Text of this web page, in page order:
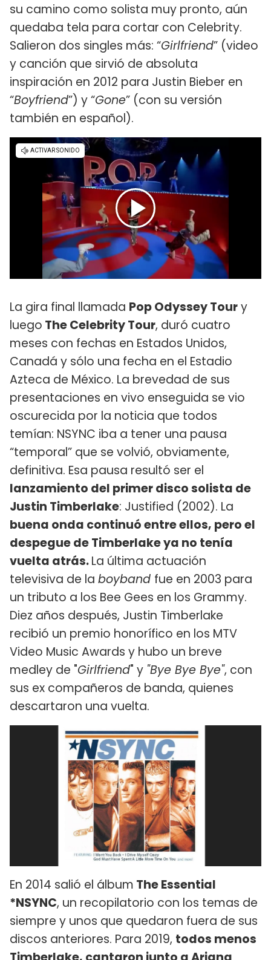
su camino como solista muy pronto, aún
quedaba tela para cortar con Celebrity.
Salieron dos singles más: “Girlfriend” (video
y canción que sirvió de absoluta
inspiración en 2012 para Justin Bieber en
“Boyfriend”) y “Gone” (con su versión
también en español).
La gira final llamada Pop Odyssey Toury
luego The Celebrity Tour, duró cuatro
meses con fechas en Estados Unidos,
Canadá y sólo una fecha en el Estadio
Azteca de México. La brevedad de sus
presentaciones en vivo enseguida se vio
oscurecida por la noticia que todos
temían: NSYNC iba a tener una pausa
“temporal” que se volvió, obviamente,
definitiva. Esa pausa resultó ser el
lanzamiento del primer disco solista de
Justin Timberlake: Justified (2002). La
buena onda continuó entre ellos, pero el
despegue de Timberlake ya no tenía
vuelta atrás.La última actuación
televisiva de la boyband fue en 2003 para
un tributo a los Bee Gees en los Grammy.
Diez años después, Justin Timberlake
recibió un premio honorífico en los MTV
Video Music Awards y hubo un breve
medley de "Girlfriend" y "Bye Bye Bye", con
sus ex compañeros de banda, quienes
descartaron una vuelta.
En 2014 salió el álbum The Essential
*NSYNC, un recopilatorio con los temas de
siempre y unos que quedaron fuera de sus
discos anteriores. Para 2019, todos menos